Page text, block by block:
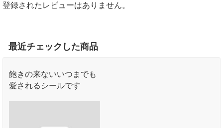
登録されたレビューはありません。
最近チェックした商品
飽きの来ないいつまでも
愛されるシールです